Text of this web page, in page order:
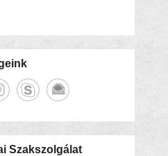
Szakszolgálat